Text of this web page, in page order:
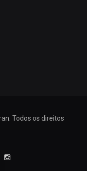
Todos os direitos